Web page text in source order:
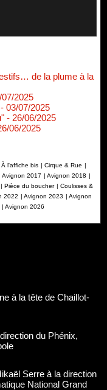
de la plume à la
2025
- 03/07/2025
- 26/06/2025
06/2025
À l'affiche bis | Cirque & Rue |
Avignon 2017 | Avignon 2018 |
| Pièce du boucher | Coulisses &
2022 | Avignon 2023 | Avignon
| Avignon 2026
du Phénix,
Serre à la direction
National Grand